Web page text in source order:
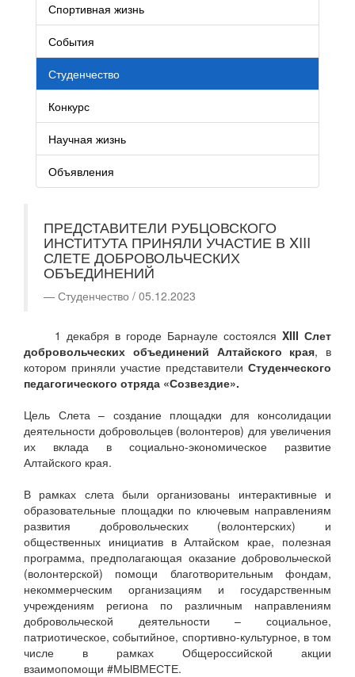
Спортивная жизнь
События
Студенчество
Конкурс
Научная жизнь
Объявления
ПРЕДСТАВИТЕЛИ РУБЦОВСКОГО
ИНСТИТУТА ПРИНЯЛИ УЧАСТИЕ В XIII
СЛЕТЕ ДОБРОВОЛЬЧЕСКИХ
ОБЪЕДИНЕНИЙ
Студенчество / 05.12.2023
1 декабря в городе Барнауле состоялся XIII Слет
добровольческих объединений Алтайского края, в
котором приняли участие представители Студенческого
педагогического отряда «Созвездие».
Цель Слета – создание площадки для консолидации
деятельности добровольцев (волонтеров) для увеличения
их вклада в социально-экономическое развитие
Алтайского края.
В рамках слета были организованы интерактивные и
образовательные площадки по ключевым направлениям
развития добровольческих (волонтерских) и
общественных инициатив в Алтайском крае, полезная
программа, предполагающая оказание добровольческой
(волонтерской) помощи благотворительным фондам,
некоммерческим организациям и государственным
учреждениям региона по различным направлениям
добровольческой деятельности – социальное,
патриотическое, событийное, спортивно-культурное, в том
числе в рамках Общероссийской акции
взаимопомощи #МЫВМЕСТЕ.